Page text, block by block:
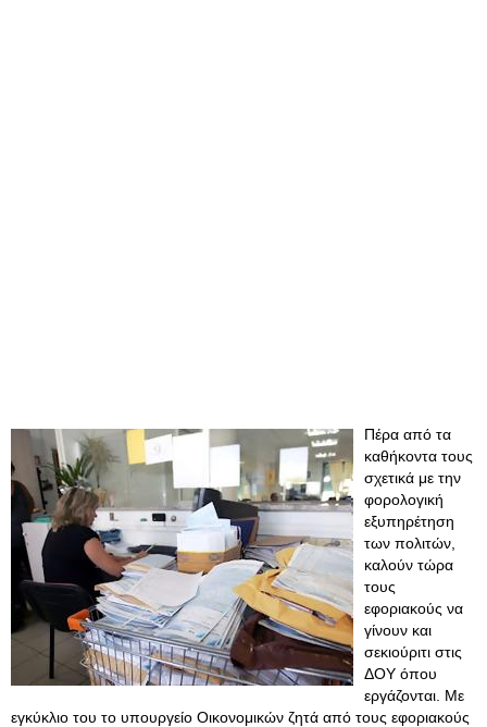
Πέρα από τα
καθήκοντα τους
σχετικά με την
φορολογική
εξυπηρέτηση
των πολιτών,
καλούν τώρα
τους
εφοριακούς να
γίνουν και
σεκιούριτι στις
ΔΟΥ όπου
εργάζονται. Με
εγκύκλιο του το υπουργείο Οικονομικών ζητά από τους εφοριακούς